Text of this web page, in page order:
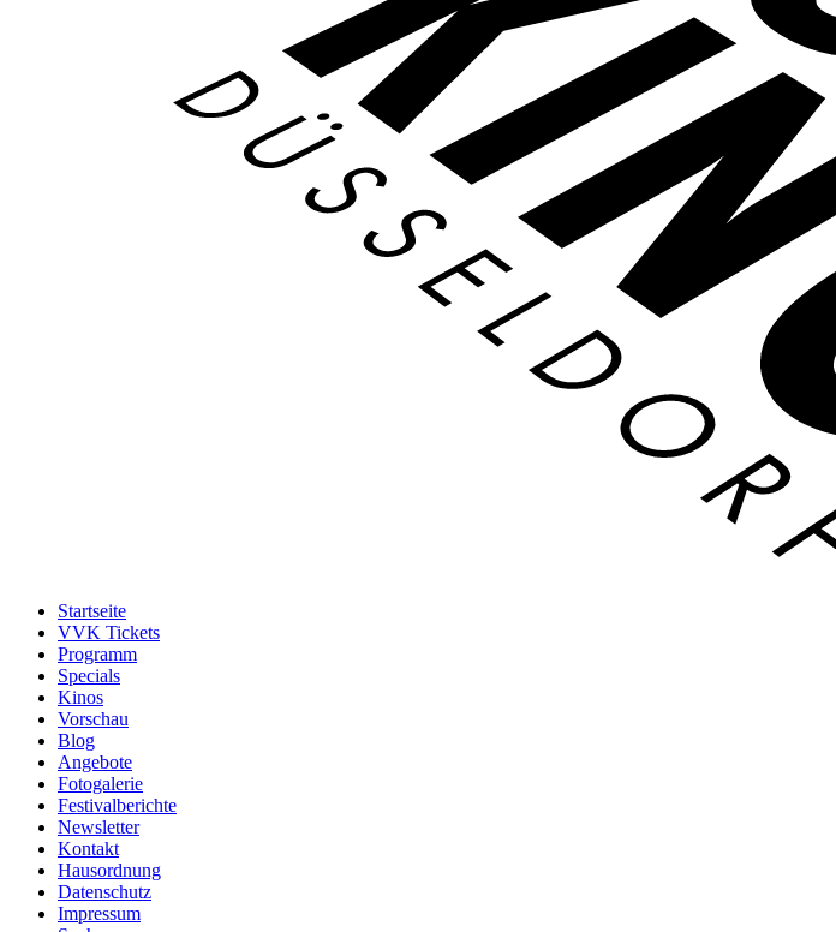
Startseite
VVK Tickets
Programm
Specials
Kinos
Vorschau
Blog
Angebote
Fotogalerie
Festivalberichte
Newsletter
Kontakt
Hausordnung
Datenschutz
Impressum